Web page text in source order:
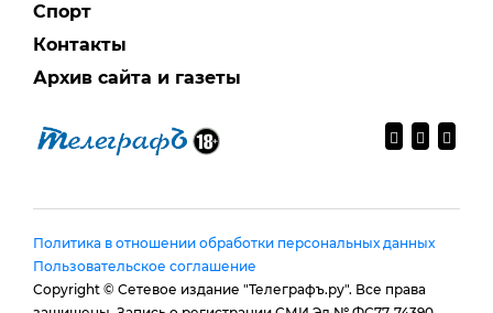
Спорт
Контакты
Архив сайта и газеты
Политика в отношении обработки персональных данных
Пользовательское соглашение
Copyright © Сетевое издание "Телеграфъ.ру". Все права